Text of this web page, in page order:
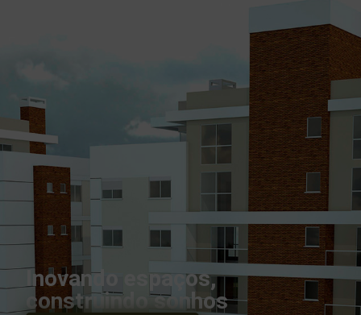
Inovando espaços,
construindo sonhos